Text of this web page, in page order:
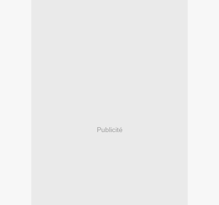
Publicité